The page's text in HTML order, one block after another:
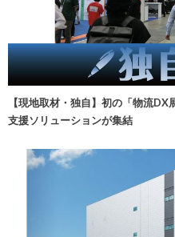
【現地取材・独自】初の「物流
支援ソリューションが集結